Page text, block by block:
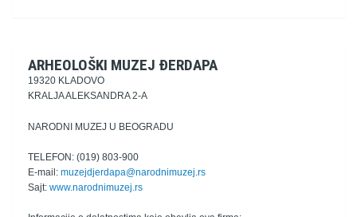
ARHEOLOŠKI MUZEJ ĐERDAPA
19320 KLADOVO
KRALJA ALEKSANDRA 2-A
NARODNI MUZEJ U BEOGRADU
TELEFON: (019) 803-900
E-mail: muzejdjerdapa@narodnimuzej.rs
Sajt: www.narodnimuzej.rs